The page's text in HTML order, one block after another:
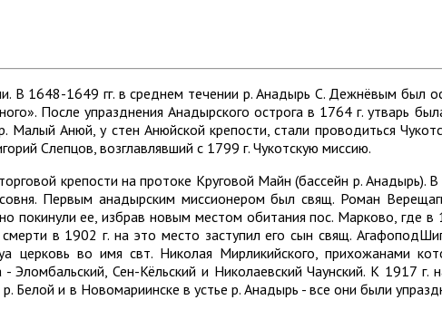
В 1648-1649 гг. в среднем течении р. Анадырь С. Дежнёвым был
После упразднения Анадырского острога в 1764 г. утварь
Анюй, у стен Анюйской крепости, стали проводиться
Слепцов, возглавлявший с 1799 г. Чукотскую миссию.
крепости на протоке Круговой Майн (бассейн р. Анадырь).
Первым анадырским миссионером был свящ. Роман
покинули ее, избрав новым местом обитания пос. Марково, где
в 1902 г. на это место заступил его сын свящ.
церковь во имя свт. Николая Мирликийского, прихожанами
Эломбальский, Сен-Кёльский и Николаевский Чаунский. К 1917
Белой и в Новомариинске в устье р. Анадырь - все они были